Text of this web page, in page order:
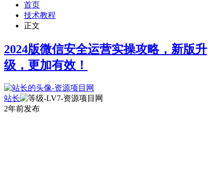
首页
技术教程
正文
2024版微信安全运营实操攻略，新版升
级，更加有效！
站长
2年前发布